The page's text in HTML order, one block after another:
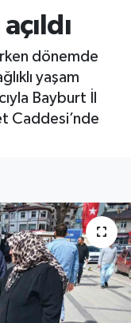
dönemde
yaşam
Bayburt İl
Caddesi’nde